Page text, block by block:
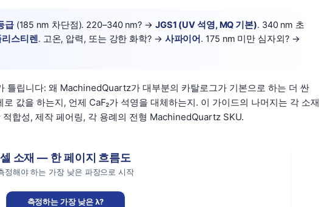
급(185 nm 차단점). 220–340 nm? → JGS1 (UV 석영, MQ 기본). 340 nm 초
리스티렌. 고온, 압력, 또는 강한 화학? → 사파이어. 175 nm 미만 심자외? →
틀립니다: 왜 MachinedQuartz가 대부분의 카탈로그가 기본으로 하는 더 싼
값을 하는지, 언제 CaF₂가 석영을 대체하는지. 이 가이드의 나머지는 각 소재
합성, 제작 페어링, 각 용례의 전형 MachinedQuartz SKU.
셀 소재 — 한 페이지 흐름도
정해야 하는 가장 낮은 파장으로 시작
측정하는 가장 낮은 λ?